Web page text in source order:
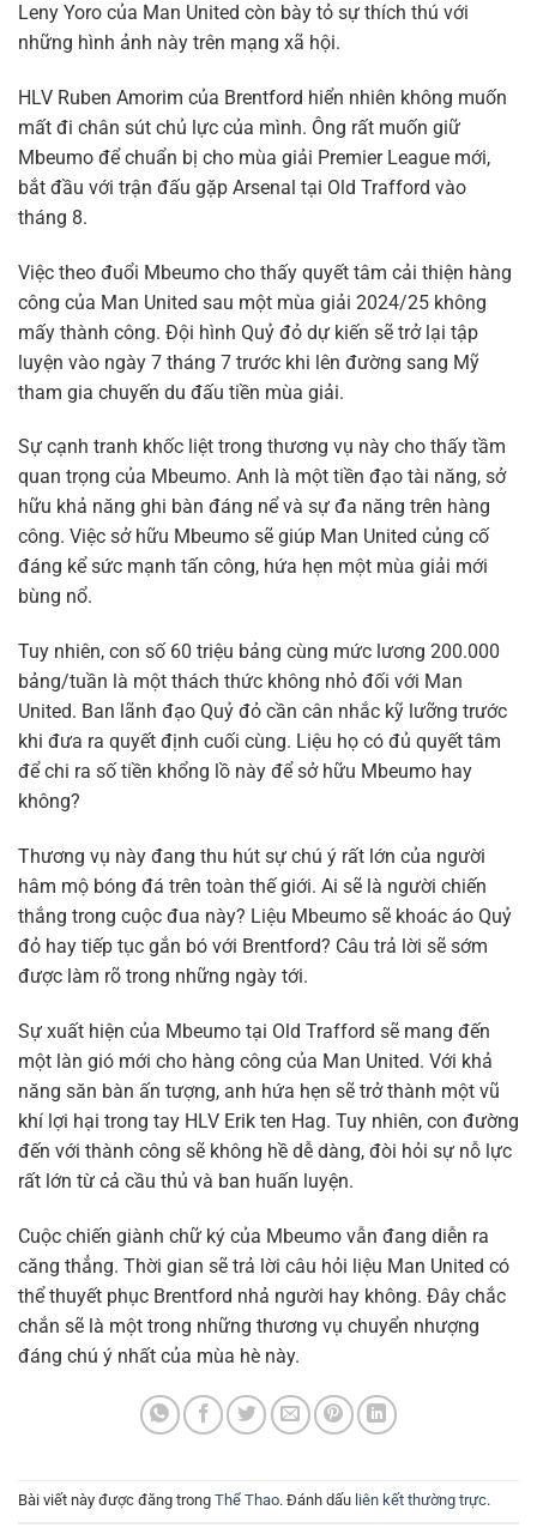
Leny Yoro của Man United còn bày tỏ sự thích thú với
những hình ảnh này trên mạng xã hội.
HLV Ruben Amorim của Brentford hiển nhiên không muốn
mất đi chân sút chủ lực của mình. Ông rất muốn giữ
Mbeumo để chuẩn bị cho mùa giải Premier League mới,
bắt đầu với trận đấu gặp Arsenal tại Old Trafford vào
tháng 8.
Việc theo đuổi Mbeumo cho thấy quyết tâm cải thiện hàng
công của Man United sau một mùa giải 2024/25 không
mấy thành công. Đội hình Quỷ đỏ dự kiến sẽ trở lại tập
luyện vào ngày 7 tháng 7 trước khi lên đường sang Mỹ
tham gia chuyến du đấu tiền mùa giải.
Sự cạnh tranh khốc liệt trong thương vụ này cho thấy tầm
quan trọng của Mbeumo. Anh là một tiền đạo tài năng, sở
hữu khả năng ghi bàn đáng nể và sự đa năng trên hàng
công. Việc sở hữu Mbeumo sẽ giúp Man United củng cố
đáng kể sức mạnh tấn công, hứa hẹn một mùa giải mới
bùng nổ.
Tuy nhiên, con số 60 triệu bảng cùng mức lương 200.000
bảng/tuần là một thách thức không nhỏ đối với Man
United. Ban lãnh đạo Quỷ đỏ cần cân nhắc kỹ lưỡng trước
khi đưa ra quyết định cuối cùng. Liệu họ có đủ quyết tâm
để chi ra số tiền khổng lồ này để sở hữu Mbeumo hay
không?
Thương vụ này đang thu hút sự chú ý rất lớn của người
hâm mộ bóng đá trên toàn thế giới. Ai sẽ là người chiến
thắng trong cuộc đua này? Liệu Mbeumo sẽ khoác áo Quỷ
đỏ hay tiếp tục gắn bó với Brentford? Câu trả lời sẽ sớm
được làm rõ trong những ngày tới.
Sự xuất hiện của Mbeumo tại Old Trafford sẽ mang đến
một làn gió mới cho hàng công của Man United. Với khả
năng săn bàn ấn tượng, anh hứa hẹn sẽ trở thành một vũ
khí lợi hại trong tay HLV Erik ten Hag. Tuy nhiên, con đường
đến với thành công sẽ không hề dễ dàng, đòi hỏi sự nỗ lực
rất lớn từ cả cầu thủ và ban huấn luyện.
Cuộc chiến giành chữ ký của Mbeumo vẫn đang diễn ra
căng thẳng. Thời gian sẽ trả lời câu hỏi liệu Man United có
thể thuyết phục Brentford nhả người hay không. Đây chắc
chắn sẽ là một trong những thương vụ chuyển nhượng
đáng chú ý nhất của mùa hè này.
Bài viết này được đăng trong Thể Thao. Đánh dấu liên kết thường trực.